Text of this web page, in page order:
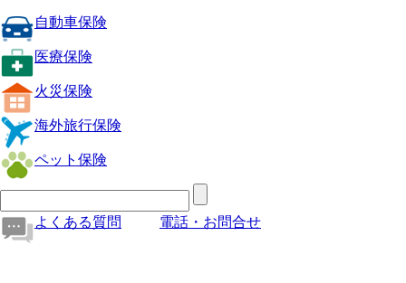
自動車保険
医療保険
火災保険
海外旅行保険
ペット保険
よくある質問 電話・お問合せ